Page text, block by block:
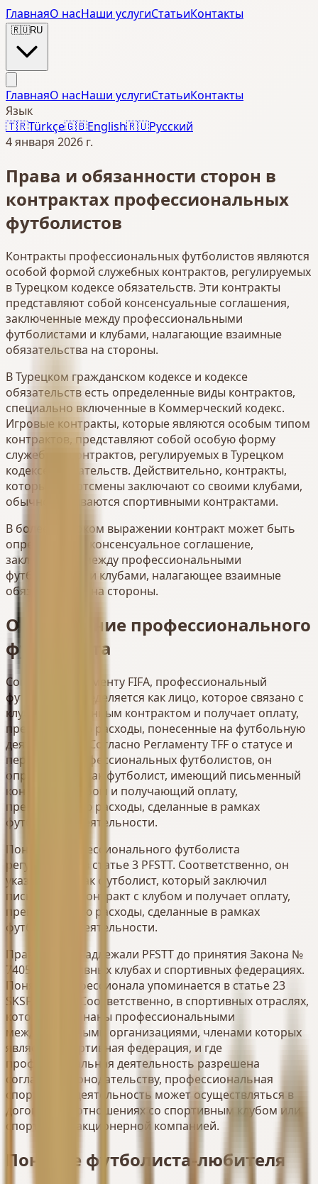
ГлавнаяО насНаши услугиСтатьиКонтакты
🇷🇺RU
ГлавнаяО насНаши услугиСтатьиКонтакты
Язык
🇹🇷Türkçe🇬🇧English🇷🇺Русский
4 января 2026 г.
Права и обязанности сторон в
контрактах профессиональных
футболистов
Контракты профессиональных футболистов являются
особой формой служебных контрактов, регулируемых
в Турецком кодексе обязательств. Эти контракты
представляют собой консенсуальные соглашения,
заключенные между профессиональными
футболистами и клубами, налагающие взаимные
обязательства на стороны.
В Турецком гражданском кодексе и кодексе
обязательств есть определенные виды контрактов,
специально включенные в Коммерческий кодекс.
Игровые контракты, которые являются особым типом
контрактов, представляют собой особую форму
служебных контрактов, регулируемых в Турецком
кодексе обязательств. Действительно, контракты,
которые спортсмены заключают со своими клубами,
обычно называются спортивными контрактами.
В более широком выражении контракт может быть
определен как консенсуальное соглашение,
заключенное между профессиональными
футболистами и клубами, налагающее взаимные
обязательства на стороны.
Определение профессионального
футболиста
Согласно Регламенту FIFA, профессиональный
футболист определяется как лицо, которое связано с
клубом письменным контрактом и получает оплату,
превышающую расходы, понесенные на футбольную
деятельность. Согласно Регламенту TFF о статусе и
переходах профессиональных футболистов, он
определяется как футболист, имеющий письменный
контракт с клубом и получающий оплату,
превышающую расходы, сделанные в рамках
футбольной деятельности.
Понятие профессионального футболиста
регулируется в статье 3 PFSTT. Соответственно, он
указывается как футболист, который заключил
письменный контракт с клубом и получает оплату,
превышающую расходы, сделанные в рамках
футбольной деятельности.
Правила принадлежали PFSTT до принятия Закона №
7405 о спортивных клубах и спортивных федерациях.
Понятие профессионала упоминается в статье 23
SKSF № 7405. Соответственно, в спортивных отраслях,
которые признаны профессиональными
международными организациями, членами которых
является спортивная федерация, и где
профессиональная деятельность разрешена
согласно законодательству, профессиональная
спортивная деятельность может осуществляться в
договорных отношениях со спортивным клубом или
спортивной акционерной компанией.
Понятие футболиста-любителя